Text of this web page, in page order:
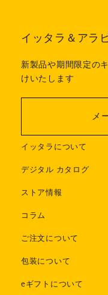
イッタラ＆アラ
新製品や期間限定の
けいたします
メ
イッタラについて
デジタル カタログ
ストア情報
コラム
ご注文について
包装について
eギフトについて